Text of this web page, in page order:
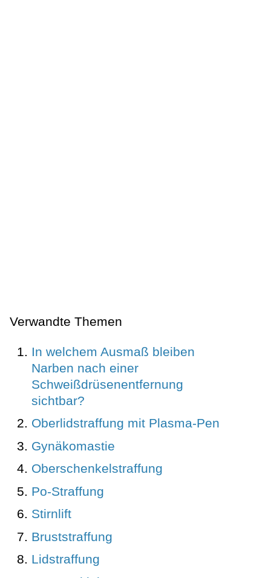
Verwandte Themen
In welchem Ausmaß bleiben
Narben nach einer
Schweißdrüsenentfernung
sichtbar?
Oberlidstraffung mit Plasma-Pen
Gynäkomastie
Oberschenkelstraffung
Po-Straffung
Stirnlift
Bruststraffung
Lidstraffung